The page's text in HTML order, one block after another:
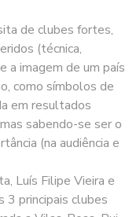
de clubes fortes,
(técnica,
a imagem de um país
como símbolos de
em resultados
sabendo-se ser o
(na audiência e
Luís Filipe Vieira e
3 principais clubes